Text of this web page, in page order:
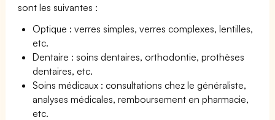
sont les suivantes :
Optique : verres simples, verres complexes, lentilles,
etc.
Dentaire : soins dentaires, orthodontie, prothèses
dentaires, etc.
Soins médicaux : consultations chez le généraliste,
analyses médicales, remboursement en pharmacie,
etc.